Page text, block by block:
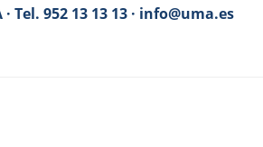
Tel. 952 13 13 13 · info@uma.es